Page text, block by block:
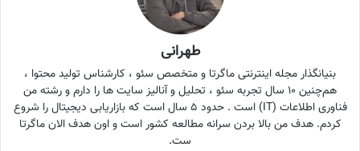
طهرانی
بنیانگذار مجله اینترنتی ماگرتا و متخصص سئو ، کارشناس تولید محتوا ،
هم‌چنین ۱۰ سال تجربه سئو ، تحلیل و آنالیز سایت ها را دارم و رشته من
فناوری اطلاعات (IT) است . حدود ۵ سال است که بازاریابی دیجیتال را شروع
کردم. هدف من بالا بردن سرانه مطالعه کشور است و اون هدف الان ماگرتا
ست.